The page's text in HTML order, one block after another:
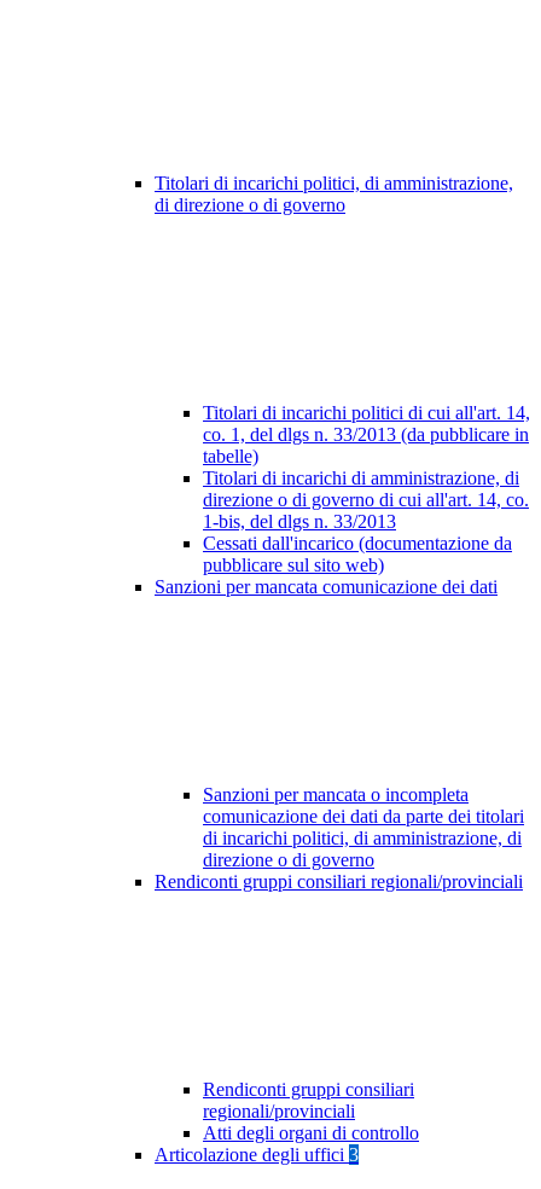
Titolari di incarichi politici, di amministrazione,
di direzione o di governo
Titolari di incarichi politici di cui all'art. 14,
co. 1, del dlgs n. 33/2013 (da pubblicare in
tabelle)
Titolari di incarichi di amministrazione, di
direzione o di governo di cui all'art. 14, co.
1-bis, del dlgs n. 33/2013
Cessati dall'incarico (documentazione da
pubblicare sul sito web)
Sanzioni per mancata comunicazione dei dati
Sanzioni per mancata o incompleta
comunicazione dei dati da parte dei titolari
di incarichi politici, di amministrazione, di
direzione o di governo
Rendiconti gruppi consiliari regionali/provinciali
Rendiconti gruppi consiliari
regionali/provinciali
Atti degli organi di controllo
Articolazione degli uffici 3